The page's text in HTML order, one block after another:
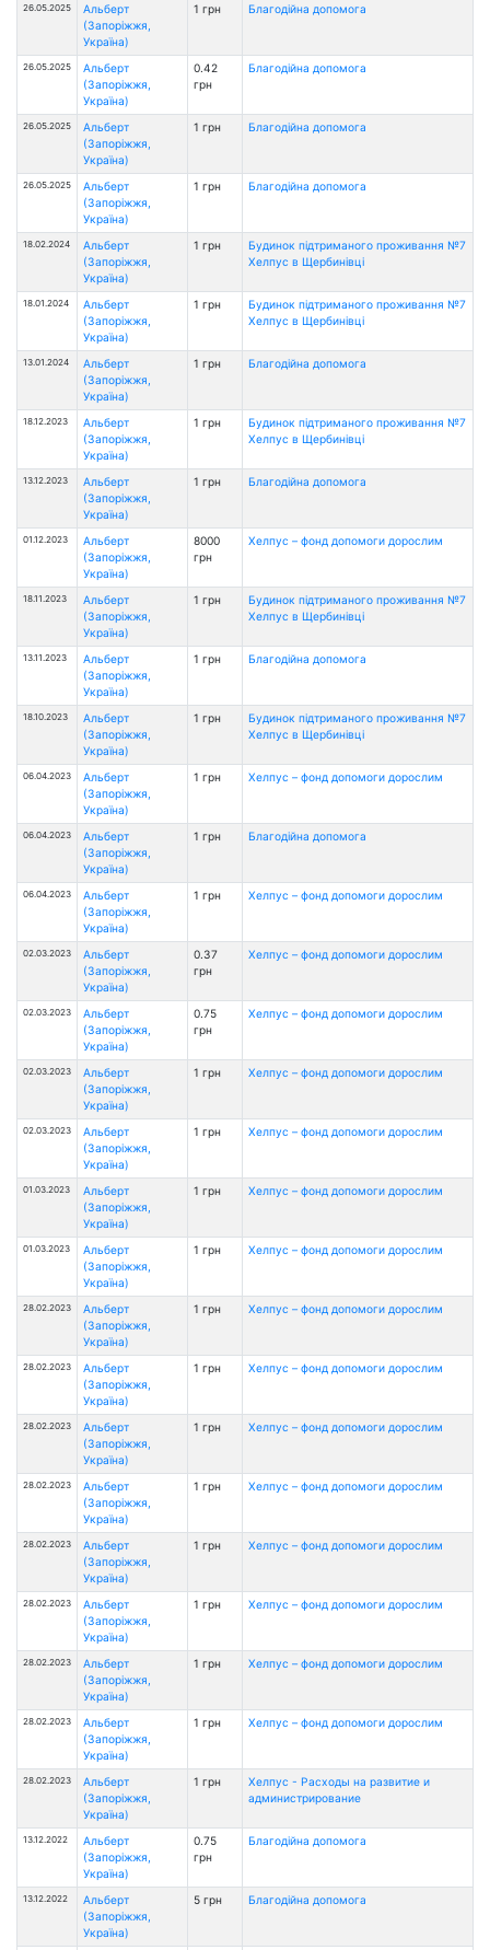
26.05.2025
Альберт
(Запоріжжя,
Україна)
1 грн Благодійна допомога
26.05.2025
Альберт
(Запоріжжя,
Україна)
0.42
грн
Благодійна допомога
26.05.2025
Альберт
(Запоріжжя,
Україна)
1 грн Благодійна допомога
26.05.2025
Альберт
(Запоріжжя,
Україна)
1 грн Благодійна допомога
18.02.2024
Альберт
(Запоріжжя,
Україна)
1 грн
Будинок підтриманого проживання №7
Хелпус в Щербинівці
18.01.2024
Альберт
(Запоріжжя,
Україна)
1 грн
Будинок підтриманого проживання №7
Хелпус в Щербинівці
13.01.2024
Альберт
(Запоріжжя,
Україна)
1 грн Благодійна допомога
18.12.2023
Альберт
(Запоріжжя,
Україна)
1 грн
Будинок підтриманого проживання №7
Хелпус в Щербинівці
13.12.2023
Альберт
(Запоріжжя,
Україна)
1 грн Благодійна допомога
01.12.2023
Альберт
(Запоріжжя,
Україна)
8000
грн
Хелпус – фонд допомоги дорослим
18.11.2023
Альберт
(Запоріжжя,
Україна)
1 грн
Будинок підтриманого проживання №7
Хелпус в Щербинівці
13.11.2023
Альберт
(Запоріжжя,
Україна)
1 грн Благодійна допомога
18.10.2023
Альберт
(Запоріжжя,
Україна)
1 грн
Будинок підтриманого проживання №7
Хелпус в Щербинівці
06.04.2023
Альберт
(Запоріжжя,
Україна)
1 грн Хелпус – фонд допомоги дорослим
06.04.2023
Альберт
(Запоріжжя,
Україна)
1 грн Благодійна допомога
06.04.2023
Альберт
(Запоріжжя,
Україна)
1 грн Хелпус – фонд допомоги дорослим
02.03.2023
Альберт
(Запоріжжя,
Україна)
0.37
грн
Хелпус – фонд допомоги дорослим
02.03.2023
Альберт
(Запоріжжя,
Україна)
0.75
грн
Хелпус – фонд допомоги дорослим
02.03.2023
Альберт
(Запоріжжя,
Україна)
1 грн Хелпус – фонд допомоги дорослим
02.03.2023
Альберт
(Запоріжжя,
Україна)
1 грн Хелпус – фонд допомоги дорослим
01.03.2023
Альберт
(Запоріжжя,
Україна)
1 грн Хелпус – фонд допомоги дорослим
01.03.2023
Альберт
(Запоріжжя,
Україна)
1 грн Хелпус – фонд допомоги дорослим
28.02.2023
Альберт
(Запоріжжя,
Україна)
1 грн Хелпус – фонд допомоги дорослим
28.02.2023
Альберт
(Запоріжжя,
Україна)
1 грн Хелпус – фонд допомоги дорослим
28.02.2023
Альберт
(Запоріжжя,
Україна)
1 грн Хелпус – фонд допомоги дорослим
28.02.2023
Альберт
(Запоріжжя,
Україна)
1 грн Хелпус – фонд допомоги дорослим
28.02.2023
Альберт
(Запоріжжя,
Україна)
1 грн Хелпус – фонд допомоги дорослим
28.02.2023
Альберт
(Запоріжжя,
Україна)
1 грн Хелпус – фонд допомоги дорослим
28.02.2023
Альберт
(Запоріжжя,
Україна)
1 грн Хелпус – фонд допомоги дорослим
28.02.2023
Альберт
(Запоріжжя,
Україна)
1 грн Хелпус – фонд допомоги дорослим
28.02.2023
Альберт
(Запоріжжя,
Україна)
1 грн
Хелпус - Расходы на развитие и
администрирование
13.12.2022
Альберт
(Запоріжжя,
Україна)
0.75
грн
Благодійна допомога
13.12.2022
Альберт
(Запоріжжя,
Україна)
5 грн Благодійна допомога